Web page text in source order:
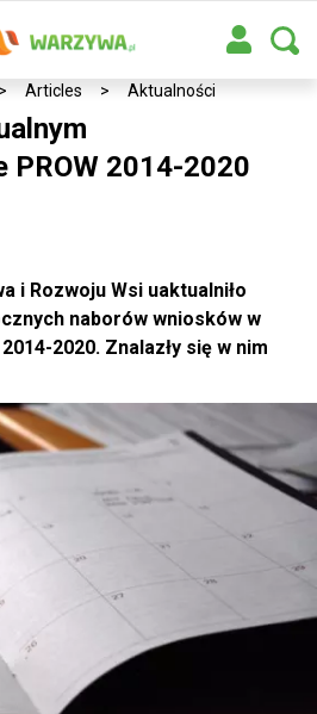
> Articles > Aktualności
PROW 2014-2020
i Rozwoju Wsi uaktualniło
naborów wniosków w
2020. Znalazły się w nim